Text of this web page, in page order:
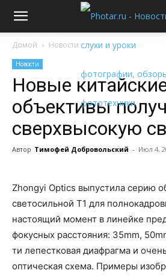
Домой Новости
Новости
Новые
объективы
сверхвысокую
Автор Тимофей Добровольский - Июл 4,
Zhongyi Optics выпустила серию
светосильной T1 для
настоящий момент в линейке
фокусных расстояния: 35mm,
ти лепестковая диафрагма и
оптическая схема. Примеры